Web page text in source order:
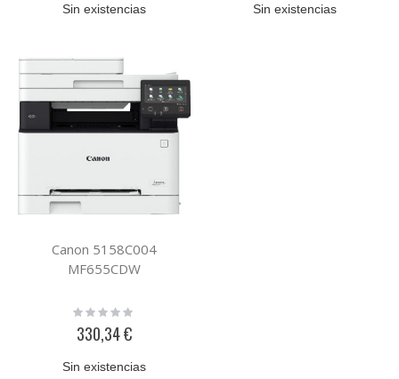
Sin existencias Sin existencias
Canon 5158C004
MF655CDW
Rating:
330,34 €
Sin existencias